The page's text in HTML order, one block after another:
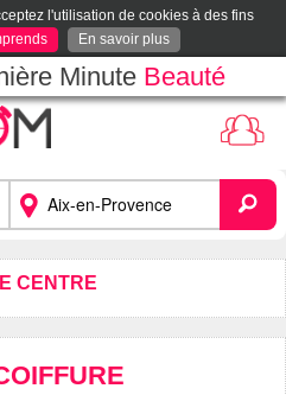
l'utilisation de cookies à des fins
En savoir plus
Minute Beauté
CENTRE